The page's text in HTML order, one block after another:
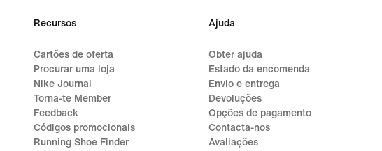
Recursos
Cartões de oferta
Procurar uma loja
Nike Journal
Torna-te Member
Feedback
Códigos promocionais
Running Shoe Finder
Ajuda
Obter ajuda
Estado da encomenda
Envio e entrega
Devoluções
Opções de pagamento
Contacta-nos
Avaliações